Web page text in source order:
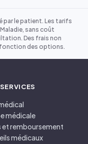
par le patient. Les tarifs
sans coût
Des frais non
fonction des options.
médicale
et remboursement
médicaux